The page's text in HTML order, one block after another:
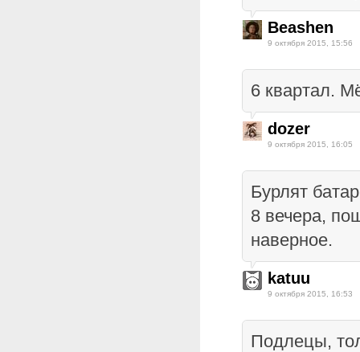
Beashen
9 октября 2015, 15:56
6 квартал.
dozer
9 октября 2015, 16:05
Бурлят
8 вечера,
наверное.
katuu
9 октября 2015, 16:53
Подлецы,